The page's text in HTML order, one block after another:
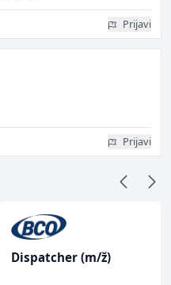
Prijavi
Prijavi
Dispatcher (m/ž)